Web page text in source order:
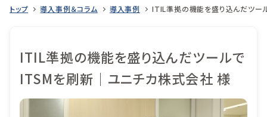
LMISとは
機能
目的から選ぶ
トップ 導入事例＆コラム 導入事例 ITIL準拠の機能を盛り込んだツー
ITIL準拠の機能を盛り込んだツールで
ITSMを刷新｜ユニチカ株式会社 様